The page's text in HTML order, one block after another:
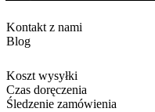
Kontakt z nami
Blog
Koszt wysyłki
Czas doręczenia
Śledzenie zamówienia